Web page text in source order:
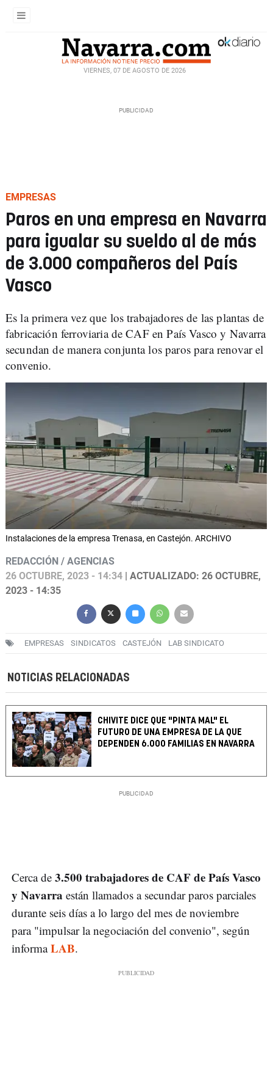
VIERNES, 07 DE AGOSTO DE 2026
EMPRESAS
Paros en una empresa en Navarra
para igualar su sueldo al de más
de 3.000 compañeros del País
Vasco
Es la primera vez que los trabajadores de las plantas de
fabricación ferroviaria de CAF en País Vasco y Navarra
secundan de manera conjunta los paros para renovar el
convenio.
Instalaciones de la empresa Trenasa, en Castejón. ARCHIVO
REDACCIÓN / AGENCIAS
26 OCTUBRE, 2023 - 14:34 | ACTUALIZADO: 26 OCTUBRE,
2023 - 14:35
EMPRESAS SINDICATOS CASTEJÓN LAB SINDICATO
NOTICIAS RELACIONADAS
CHIVITE DICE QUE "PINTA MAL" EL
FUTURO DE UNA EMPRESA DE LA QUE
DEPENDEN 6.000 FAMILIAS EN NAVARRA
Cerca de 3.500 trabajadores de CAF de País Vasco
y Navarra están llamados a secundar paros parciales
durante seis días a lo largo del mes de noviembre
para "impulsar la negociación del convenio", según
informaLAB.